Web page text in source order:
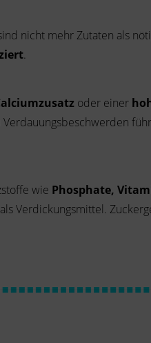
nicht mehr Zutaten als
.
oder einer
wie Phosphate,
als Verdickungsmittel.